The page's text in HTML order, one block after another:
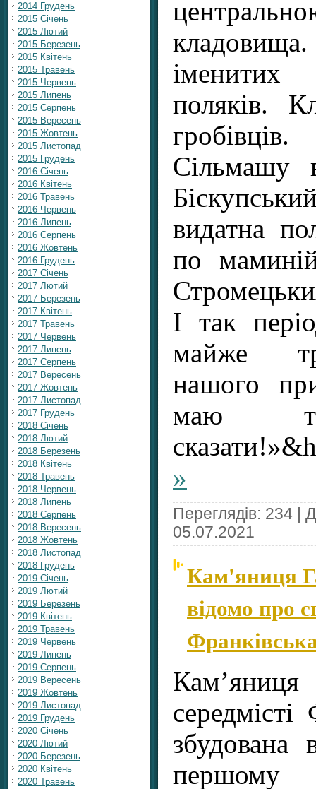
2014 Грудень
2015 Січень
2015 Лютий
2015 Березень
2015 Квітень
2015 Травень
2015 Червень
2015 Липень
2015 Серпень
2015 Вересень
2015 Жовтень
2015 Листопад
2015 Грудень
2016 Січень
2016 Квітень
2016 Травень
2016 Червень
2016 Липень
2016 Серпень
2016 Жовтень
2016 Грудень
2017 Січень
2017 Лютий
2017 Березень
2017 Квітень
2017 Травень
2017 Червень
2017 Липень
2017 Серпень
2017 Вересень
2017 Жовтень
2017 Листопад
2017 Грудень
2018 Січень
2018 Лютий
2018 Березень
2018 Квітень
2018 Травень
2018 Червень
2018 Липень
2018 Серпень
2018 Вересень
2018 Жовтень
2018 Листопад
2018 Грудень
2019 Січень
2019 Лютий
2019 Березень
2019 Квітень
2019 Травень
2019 Червень
2019 Липень
2019 Серпень
2019 Вересень
2019 Жовтень
2019 Листопад
2019 Грудень
2020 Січень
2020 Лютий
2020 Березень
2020 Квітень
2020 Травень
кладовища.
поляків.
Сільмашу
видатна
по
І так
майже
нашого
маю
»
Переглядів: 234 |
05.07.2021
Кам'яниця
відомо про
середмісті
першому